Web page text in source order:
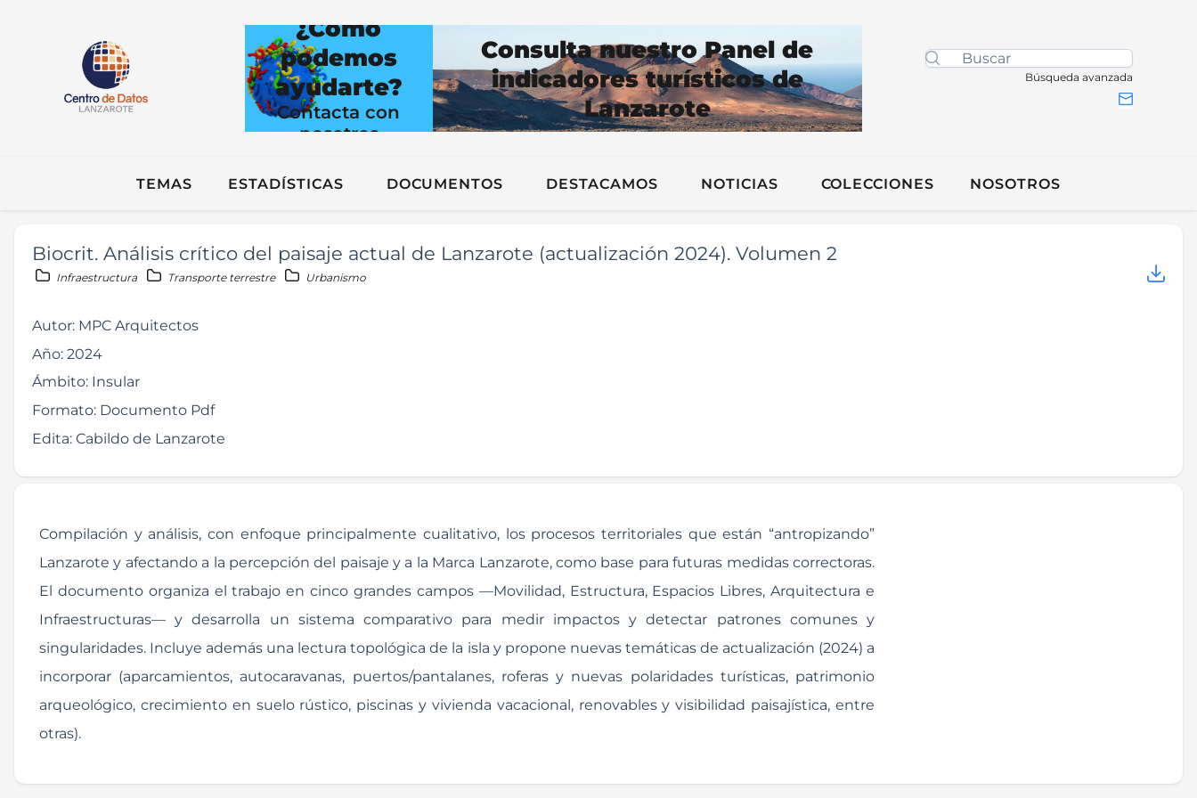
¿Cómo
podemos
ayudarte?
Contacta con
nosotros
Consulta nuestro Panel de
indicadores turísticos de
Lanzarote
Búsqueda avanzada
TEMAS ESTADÍSTICAS DOCUMENTOS DESTACAMOS NOTICIAS COLECCIONES NOSOTROS
Biocrit. Análisis crítico del paisaje actual de Lanzarote (actualización 2024). Volumen 2
Infraestructura Transporte terrestre Urbanismo
Autor: MPC Arquitectos
Año: 2024
Ámbito: Insular
Formato: Documento Pdf
Edita: Cabildo de Lanzarote
Compilación y análisis, con enfoque principalmente cualitativo, los procesos territoriales que están “antropizando”
Lanzarote y afectando a la percepción del paisaje y a la Marca Lanzarote, como base para futuras medidas correctoras.
El documento organiza el trabajo en cinco grandes campos —Movilidad, Estructura, Espacios Libres, Arquitectura e
Infraestructuras— y desarrolla un sistema comparativo para medir impactos y detectar patrones comunes y
singularidades. Incluye además una lectura topológica de la isla y propone nuevas temáticas de actualización (2024) a
incorporar (aparcamientos, autocaravanas, puertos/pantalanes, roferas y nuevas polaridades turísticas, patrimonio
arqueológico, crecimiento en suelo rústico, piscinas y vivienda vacacional, renovables y visibilidad paisajística, entre
otras).